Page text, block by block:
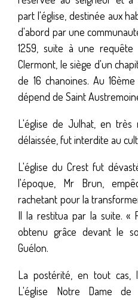
part l'église, destinée aux
d'abord par une
1259, suite à une
Clermont, le siège d'un
de 16 chanoines. Au
dépend de Saint
L'église de Julhat, en
délaissée, fut interdite au
L'église du Crest fut
l'époque, Mr Brun,
rachetant pour la
Il la restitua par la suite. «
obtenu grâce devant le
Guélon.
La postérité, en tout cas,
L'église Notre Dame de